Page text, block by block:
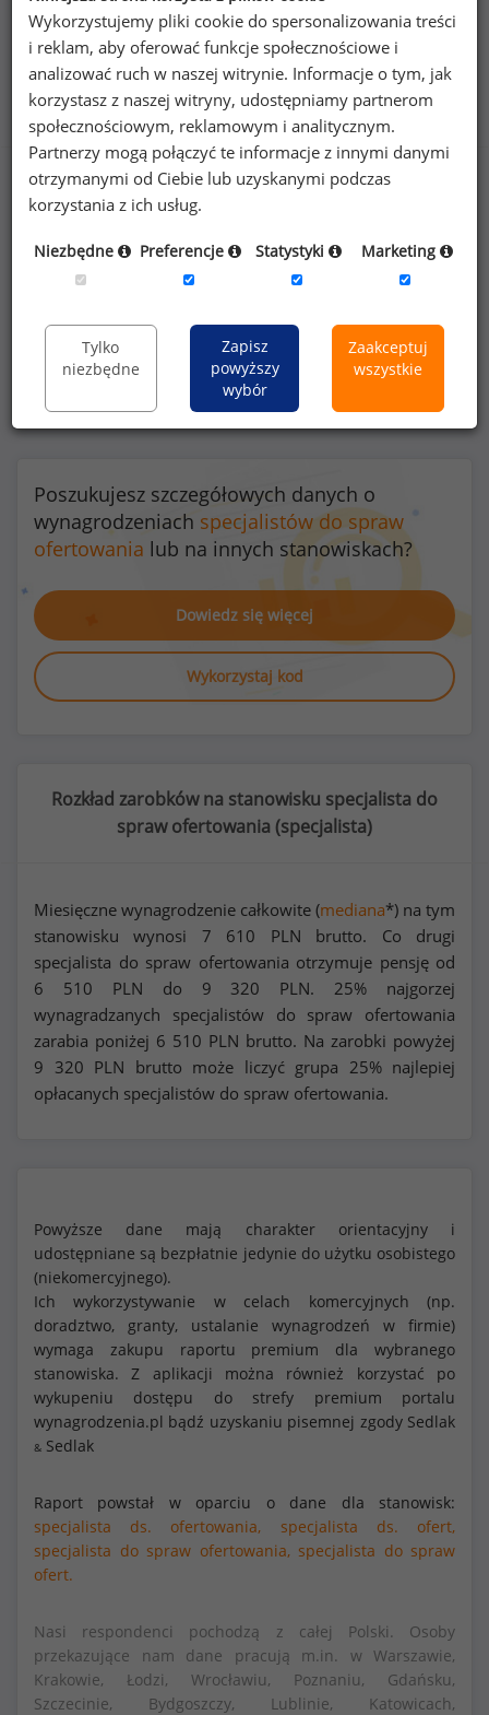
Benefity na stanowisku specjalista do spraw
ofertowania (specjalista)
30 %
prywatna opieka medyczna dla pracownika
Poszukujesz szczegółowych danych o
wynagrodzeniach specjalistów do spraw
ofertowania lub na innych stanowiskach?
Dowiedz się więcej
Wykorzystaj kod
Rozkład zarobków na stanowisku specjalista do
spraw ofertowania (specjalista)
Miesięczne wynagrodzenie całkowite (mediana*) na tym
stanowisku wynosi 7 610 PLN brutto. Co drugi
specjalista do spraw ofertowania otrzymuje pensję od
6 510 PLN do 9 320 PLN. 25% najgorzej
wynagradzanych specjalistów do spraw ofertowania
zarabia poniżej 6 510 PLN brutto. Na zarobki powyżej
9 320 PLN brutto może liczyć grupa 25% najlepiej
opłacanych specjalistów do spraw ofertowania.
Powyższe dane mają charakter orientacyjny i
udostępniane są bezpłatnie jedynie do użytku osobistego
(niekomercyjnego).
Ich wykorzystywanie w celach komercyjnych (np.
doradztwo, granty, ustalanie wynagrodzeń w firmie)
wymaga zakupu raportu premium dla wybranego
stanowiska. Z aplikacji można również korzystać po
wykupeniu dostępu do strefy premium portalu
wynagrodzenia.pl bądź uzyskaniu pisemnej zgody Sedlak
& Sedlak
Raport powstał w oparciu o dane dla stanowisk:
specjalista ds. ofertowania,
specjalista ds. ofert,
specjalista do spraw ofertowania, specjalista do spraw
ofert.
Nasi respondenci pochodzą z całej Polski. Osoby
przekazujące nam dane pracują m.in. w Warszawie,
Krakowie, Łodzi, Wrocławiu, Poznaniu, Gdańsku,
Szczecinie, Bydgoszczy, Lublinie, Katowicach,
Wykorzystujemy pliki cookie do spersonalizowania treści
i reklam, aby oferować funkcje społecznościowe i
analizować ruch w naszej witrynie. Informacje o tym, jak
korzystasz z naszej witryny, udostępniamy partnerom
społecznościowym, reklamowym i analitycznym.
Partnerzy mogą połączyć te informacje z innymi danymi
otrzymanymi od Ciebie lub uzyskanymi podczas
korzystania z ich usług.
Niezbędne Preferencje Statystyki Marketing
Tylko
niezbędne
Zapisz
powyższy
wybór
Zaakceptuj
wszystkie